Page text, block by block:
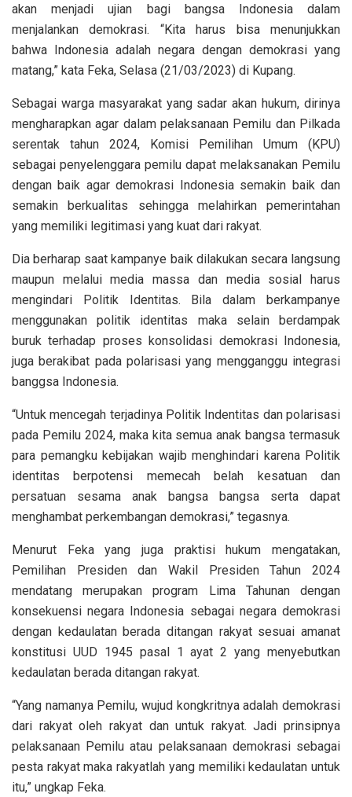
akan menjadi ujian bagi bangsa Indonesia dalam
menjalankan demokrasi. “Kita harus bisa menunjukkan
bahwa Indonesia adalah negara dengan demokrasi yang
matang,” kata Feka, Selasa (21/03/2023) di Kupang.
Sebagai warga masyarakat yang sadar akan hukum, dirinya
mengharapkan agar dalam pelaksanaan Pemilu dan Pilkada
serentak tahun 2024, Komisi Pemilihan Umum (KPU)
sebagai penyelenggara pemilu dapat melaksanakan Pemilu
dengan baik agar demokrasi Indonesia semakin baik dan
semakin berkualitas sehingga melahirkan pemerintahan
yang memiliki legitimasi yang kuat dari rakyat.
Dia berharap saat kampanye baik dilakukan secara langsung
maupun melalui media massa dan media sosial harus
mengindari Politik Identitas. Bila dalam berkampanye
menggunakan politik identitas maka selain berdampak
buruk terhadap proses konsolidasi demokrasi Indonesia,
juga berakibat pada polarisasi yang mengganggu integrasi
banggsa Indonesia.
“Untuk mencegah terjadinya Politik Indentitas dan polarisasi
pada Pemilu 2024, maka kita semua anak bangsa termasuk
para pemangku kebijakan wajib menghindari karena Politik
identitas berpotensi memecah belah kesatuan dan
persatuan sesama anak bangsa bangsa serta dapat
menghambat perkembangan demokrasi,” tegasnya.
Menurut Feka yang juga praktisi hukum mengatakan,
Pemilihan Presiden dan Wakil Presiden Tahun 2024
mendatang merupakan program Lima Tahunan dengan
konsekuensi negara Indonesia sebagai negara demokrasi
dengan kedaulatan berada ditangan rakyat sesuai amanat
konstitusi UUD 1945 pasal 1 ayat 2 yang menyebutkan
kedaulatan berada ditangan rakyat.
“Yang namanya Pemilu, wujud kongkritnya adalah demokrasi
dari rakyat oleh rakyat dan untuk rakyat. Jadi prinsipnya
pelaksanaan Pemilu atau pelaksanaan demokrasi sebagai
pesta rakyat maka rakyatlah yang memiliki kedaulatan untuk
itu,” ungkap Feka.